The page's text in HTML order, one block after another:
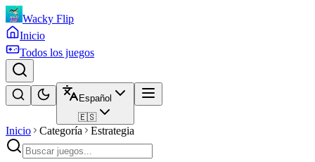
Wacky Flip
Inicio
Todos los juegos
Español
🇪🇸
Inicio Categoría Estrategia